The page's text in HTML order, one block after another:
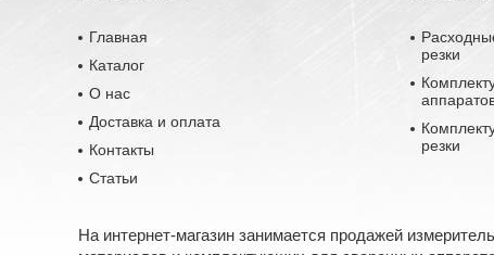
Главная
Каталог
О нас
Доставка и оплата
Контакты
Статьи
резки
резки
На интернет-магазин занимается продажей